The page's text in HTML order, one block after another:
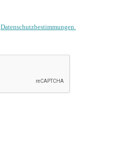
Datenschutzbestimmungen.